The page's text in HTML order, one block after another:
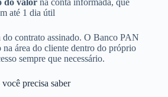
do valor na conta informada, que
até 1 dia útil
do contrato assinado. O Banco PAN
área do cliente dentro do próprio
sempre que necessário.
precisa saber